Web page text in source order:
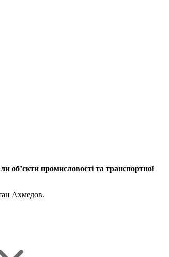
об’єкти промисловості та транспортної
Ахмедов.